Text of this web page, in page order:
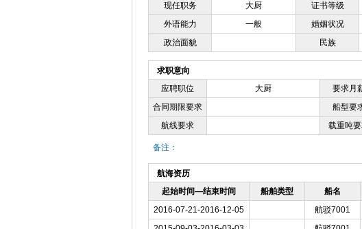
现任职务
大厨 证书等级
外语能力
一般 婚姻状况
政治面貌
民族
求职意向
应聘职位
大厨 要求月
合同期限要求
船型要
航线要求
载重吨
备注：
航海资历
起始时间—结束时间
船舶类型 船名
2016-07-21-2016-12-05
航驳7001